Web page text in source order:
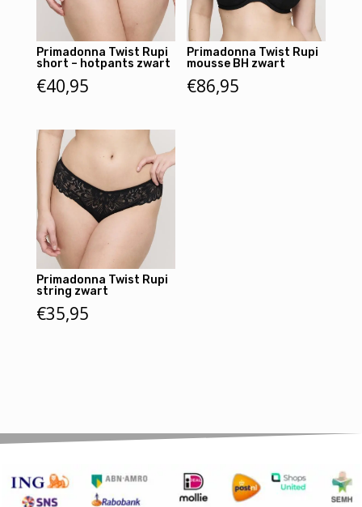
Primadonna Twist Rupi
short – hotpants zwart
€40,95
Primadonna Twist Rupi
mousse BH zwart
€86,95
Primadonna Twist Rupi
string zwart
€35,95